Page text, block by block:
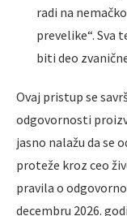
radi na
prevelike“. Sva
biti deo
Ovaj pristup se
odgovornosti
jasno nalažu da se
proteže kroz ceo
pravila o
decembru 2026.